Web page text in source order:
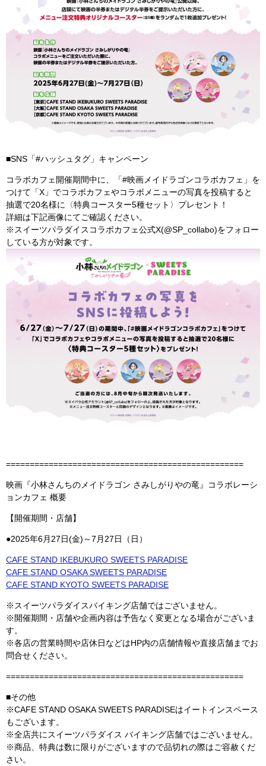
■SNS「#ハッシュタグ」キャンペーン
コラボカフェ開催期間中に、「#映画メイドラゴンコラボカフェ」を
つけて「X」でコラボカフェやコラボメニューの写真を投稿すると
抽選で20名様に〈特典コースター5種セット〉プレセント！
詳細は下記画像にてご確認ください。
※スイーツパラダイスコラボカフェ公式X(@SP_collabo)をフォロー
している方が対象です。
==================================================
映画『小林さんちのメイドラゴン さみしがりやの竜』コラボレーシ
ョンカフェ 概要
【開催期間・店舗】
●2025年6月27日(金)～7月27日（日）
CAFE STAND IKEBUKURO SWEETS PARADISE
CAFE STAND OSAKA SWEETS PARADISE
CAFE STAND KYOTO SWEETS PARADISE
※スイーツパラダイスバイキング店舗ではございません。
※開催期間・店舗や企画内容は予告なく変更となる場合がございま
す。
※各店の営業時間や店休日などはHP内の店舗情報や直接店舗までお
問合せください。
==================================================
■その他
※CAFE STAND OSAKA SWEETS PARADISEはイートインスペース
もございます。
※全店共にスイーツパラダイス バイキング店舗ではございません。
※商品、特典は数に限りがございますので品切れの際はご容赦くだ
さい。